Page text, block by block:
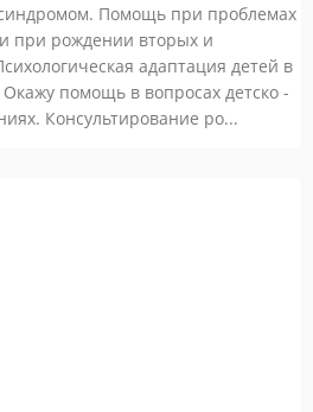
Помощь при проблемах
при рождении вторых и
адаптация детей в
помощь в вопросах детско -
Консультирование ро...